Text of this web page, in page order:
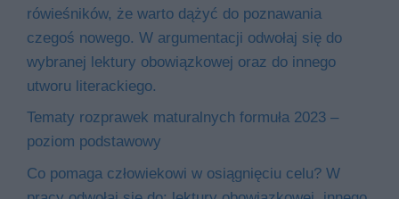
rówieśników, że warto dążyć do poznawania
czegoś nowego. W argumentacji odwołaj się do
wybranej lektury obowiązkowej oraz do innego
utworu literackiego.
Tematy rozprawek maturalnych formuła 2023 –
poziom podstawowy
Co pomaga człowiekowi w osiągnięciu celu? W